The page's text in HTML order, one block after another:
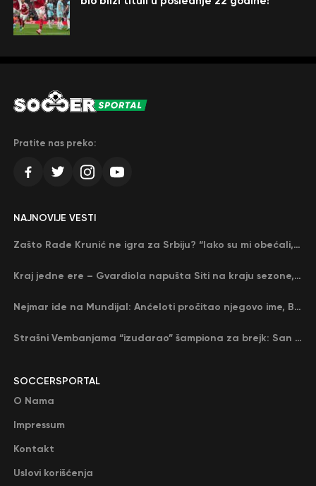
Pratite nas preko:
SOCCERSPORTAL
O Nama
Impressum
Kontakt
Uslovi korišćenja
NAJNOVIJE VESTI
Zašto Rade Krunić ne igra za Srbiju? “Iako su mi obećali, niko me nije zvao…”
Kraj jedne ere – Gvardiola napušta Siti na kraju sezone, menja ga njegov nekadašnji rival
Nejmar ide na Mundijal: Anćeloti pročitao njegovo ime, Brazil u delirijumu (VIDEO)
Strašni Vembanjama “izudarao” šampiona za brejk: San Antonio poveo protiv Oklahome